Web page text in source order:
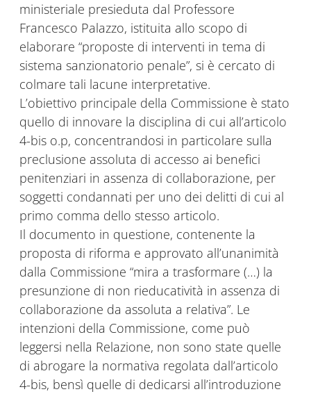
ministeriale presieduta dal Professore
Francesco Palazzo, istituita allo scopo di
elaborare “proposte di interventi in tema di
sistema sanzionatorio penale”, si è cercato di
colmare tali lacune interpretative.
L’obiettivo principale della Commissione è stato
quello di innovare la disciplina di cui all’articolo
4-bis o.p, concentrandosi in particolare sulla
preclusione assoluta di accesso ai benefici
penitenziari in assenza di collaborazione, per
soggetti condannati per uno dei delitti di cui al
primo comma dello stesso articolo.
Il documento in questione, contenente la
proposta di riforma e approvato all’unanimità
dalla Commissione “mira a trasformare (…) la
presunzione di non rieducatività in assenza di
collaborazione da assoluta a relativa”. Le
intenzioni della Commissione, come può
leggersi nella Relazione, non sono state quelle
di abrogare la normativa regolata dall’articolo
4-bis, bensì quelle di dedicarsi all’introduzione